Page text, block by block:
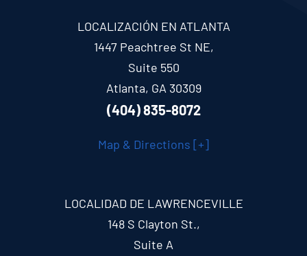
LOCALIZACIÓN EN ATLANTA
1447 Peachtree St NE,
Suite 550
Atlanta, GA 30309
(404) 835-8072
Map & Directions [+]
LOCALIDAD DE LAWRENCEVILLE
148 S Clayton St.,
Suite A